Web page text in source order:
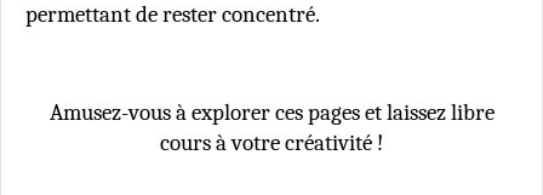
permettant de rester concentré.
Amusez-vous à explorer ces pages et laissez libre
cours à votre créativité !